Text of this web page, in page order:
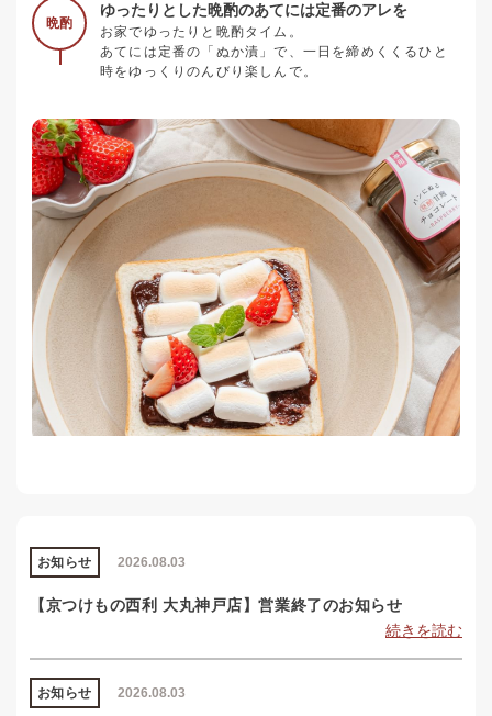
晩酌
ゆったりとした晩酌のあてには定番のアレを
お家でゆったりと晩酌タイム。
あてには定番の「ぬか漬」で、一日を締めくくるひと
時をゆっくりのんびり楽しんで。
2026.08.03
お知らせ
【京つけもの西利 大丸神戸店】営業終了のお知らせ
続きを読む
2026.08.03
お知らせ